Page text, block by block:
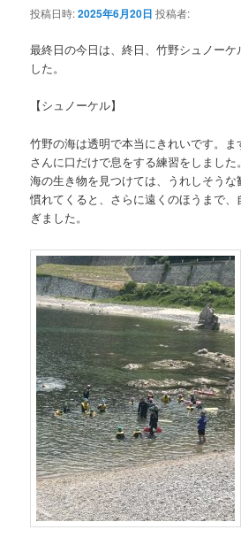
投稿日時:2025年6月20日 投稿者:
最終日の今日は、終日、竹野シュノーケ
した。
【シュノーケル】
竹野の海は透明で本当にきれいです。
さんに口だけで息をする練習をしました
海の生き物を見つけては、うれしそうな
慣れてくると、さらに遠くのほうまで
ぎました。